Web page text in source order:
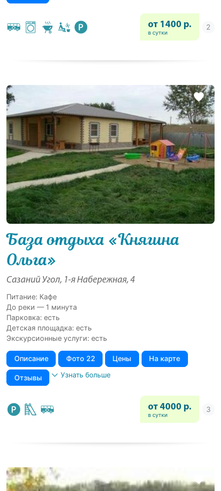
от 1400 р.
в сутки
База отдыха «Княгина
Ольга»
Сазаний Угол, 1-я Набережная, 4
Питание: Кафе
До реки — 1 минута
Парковка: есть
Детская площадка: есть
Экскурсионные услуги: есть
Описание Фото 22 Цены На карте
Отзывы Узнать больше
от 4000 р.
в сутки